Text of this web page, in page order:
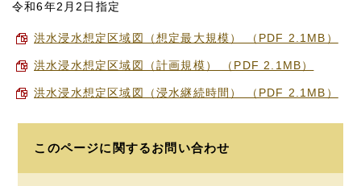
令和6年2月2日指定
洪水浸水想定区域図（想定最大規模） （PDF 2.1MB）
洪水浸水想定区域図（計画規模） （PDF 2.1MB）
洪水浸水想定区域図（浸水継続時間） （PDF 2.1MB）
このページに関するお問い合わせ